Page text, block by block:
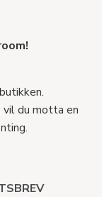
vil du motta en